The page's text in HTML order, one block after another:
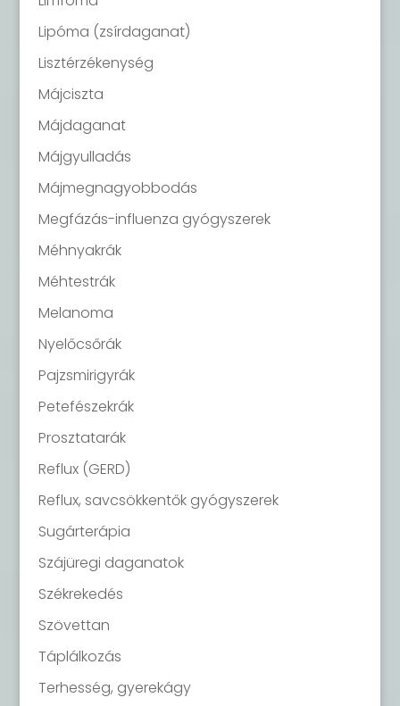
Lipóma (zsírdaganat)
Lisztérzékenység
Májciszta
Májdaganat
Májgyulladás
Májmegnagyobbodás
Megfázás-influenza gyógyszerek
Méhnyakrák
Méhtestrák
Melanoma
Nyelőcsőrák
Pajzsmirigyrák
Petefészekrák
Prosztatarák
Reflux (GERD)
Reflux, savcsökkentők gyógyszerek
Sugárterápia
Szájüregi daganatok
Székrekedés
Szövettan
Táplálkozás
Terhesség, gyerekágy